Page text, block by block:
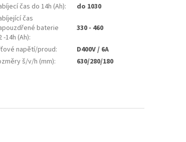
čas do 14h (Ah):
do 1030
čas
baterie
-14h (Ah):
330 - 460
napětí/proud:
D400V / 6A
š/v/h (mm): 630/280/180